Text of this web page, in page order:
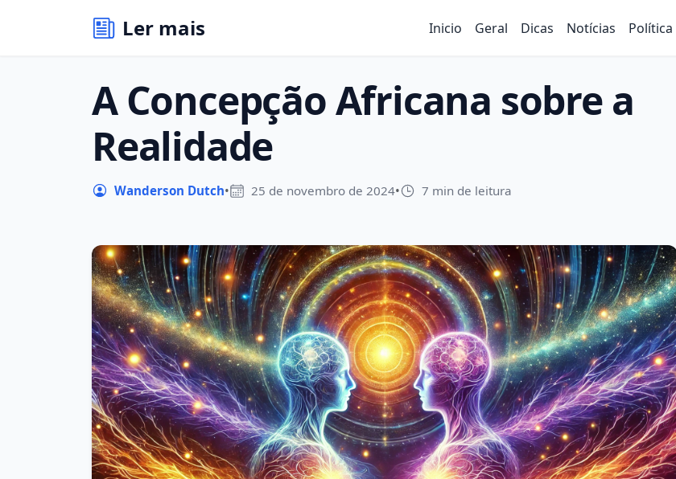
Ler mais Inicio Geral Dicas Notícias Política
A Concepção Africana sobre a
Realidade
Wanderson Dutch• 25 de novembro de 2024• 7 min de leitura